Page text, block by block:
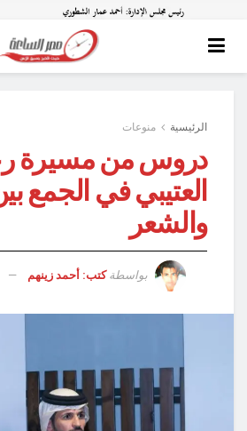
الرئيسية منوعات
دروس من مسيرة
العتيبي في الجمع
والشعر
بواسطة كتب: أحمد زينهم